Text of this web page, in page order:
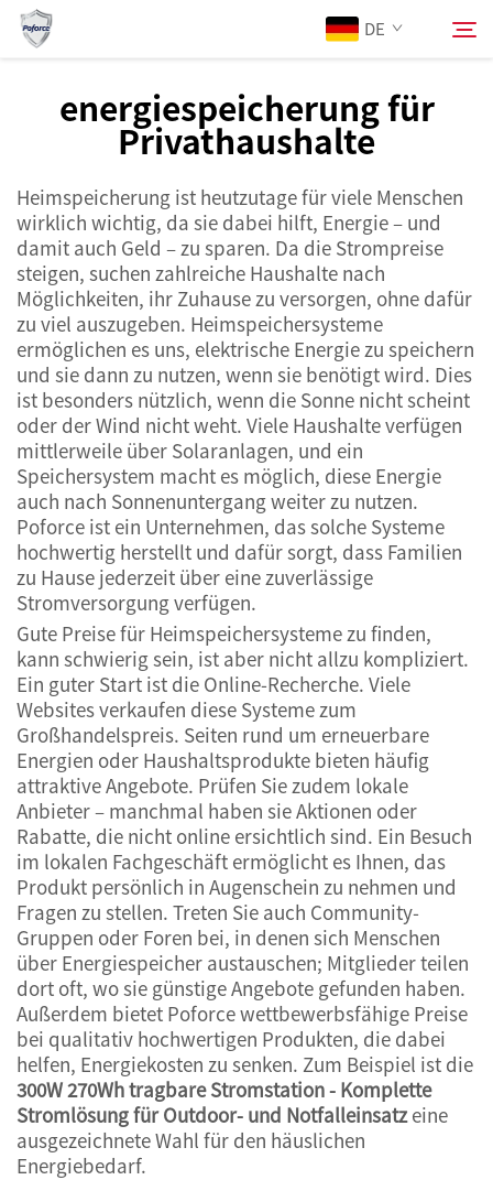
DE
Produkte
Dienstleistungen
Neuigkeiten
Kontaktieren Sie uns
energiespeicherung für
Privathaushalte
Heimspeicherung ist heutzutage für viele Menschen
wirklich wichtig, da sie dabei hilft, Energie – und
damit auch Geld – zu sparen. Da die Strompreise
steigen, suchen zahlreiche Haushalte nach
Möglichkeiten, ihr Zuhause zu versorgen, ohne dafür
zu viel auszugeben. Heimspeichersysteme
ermöglichen es uns, elektrische Energie zu speichern
und sie dann zu nutzen, wenn sie benötigt wird. Dies
ist besonders nützlich, wenn die Sonne nicht scheint
oder der Wind nicht weht. Viele Haushalte verfügen
mittlerweile über Solaranlagen, und ein
Speichersystem macht es möglich, diese Energie
auch nach Sonnenuntergang weiter zu nutzen.
Poforce ist ein Unternehmen, das solche Systeme
hochwertig herstellt und dafür sorgt, dass Familien
zu Hause jederzeit über eine zuverlässige
Stromversorgung verfügen.
Gute Preise für Heimspeichersysteme zu finden,
kann schwierig sein, ist aber nicht allzu kompliziert.
Ein guter Start ist die Online-Recherche. Viele
Websites verkaufen diese Systeme zum
Großhandelspreis. Seiten rund um erneuerbare
Energien oder Haushaltsprodukte bieten häufig
attraktive Angebote. Prüfen Sie zudem lokale
Anbieter – manchmal haben sie Aktionen oder
Rabatte, die nicht online ersichtlich sind. Ein Besuch
im lokalen Fachgeschäft ermöglicht es Ihnen, das
Produkt persönlich in Augenschein zu nehmen und
Fragen zu stellen. Treten Sie auch Community-
Gruppen oder Foren bei, in denen sich Menschen
über Energiespeicher austauschen; Mitglieder teilen
dort oft, wo sie günstige Angebote gefunden haben.
Außerdem bietet Poforce wettbewerbsfähige Preise
bei qualitativ hochwertigen Produkten, die dabei
helfen, Energiekosten zu senken. Zum Beispiel ist die
300W 270Wh tragbare Stromstation - Komplette
Stromlösung für Outdoor- und Notfalleinsatzeine
ausgezeichnete Wahl für den häuslichen
Energiebedarf.